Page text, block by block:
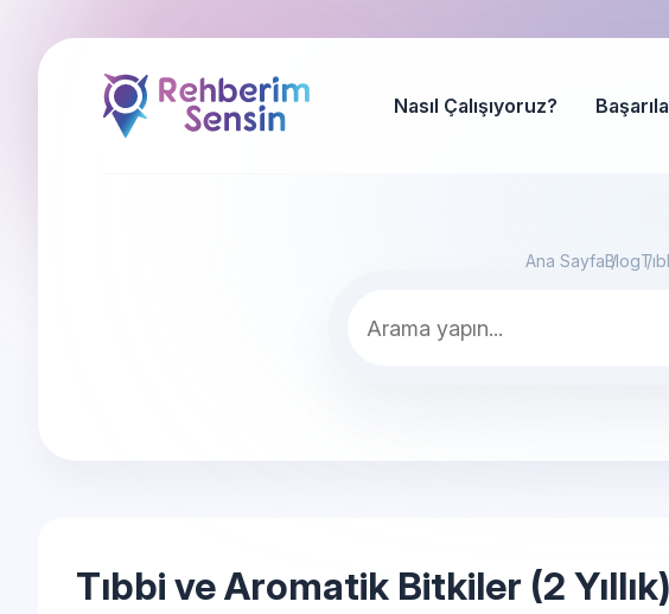
Nasıl Çalışıyoruz?
Ana SayfaBlog
Tıbbi ve Aromatik Bitkiler (2